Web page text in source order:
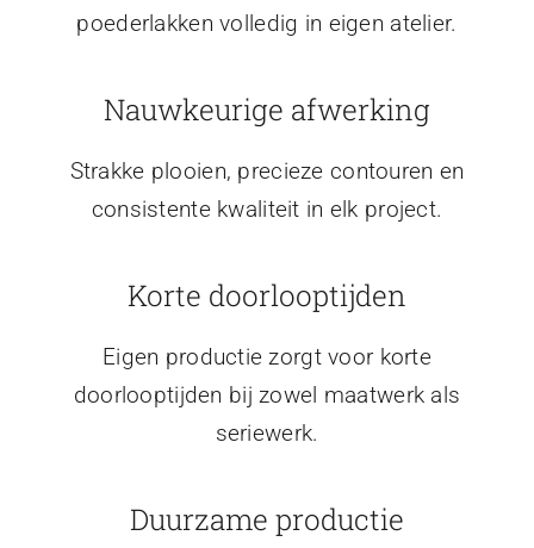
poederlakken volledig in eigen atelier.
Nauwkeurige afwerking
Strakke plooien, precieze contouren en
consistente kwaliteit in elk project.
Korte doorlooptijden
Eigen productie zorgt voor korte
doorlooptijden bij zowel maatwerk als
seriewerk.
Duurzame productie